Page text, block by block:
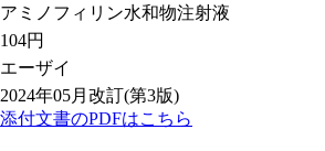
アミノフィリン水和物注射液
104円
エーザイ
2024年05月改訂(第3版)
添付文書のPDFはこちら